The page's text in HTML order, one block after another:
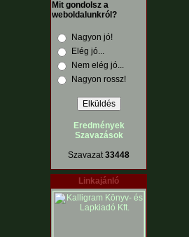
Mit gondolsz a
weboldalunkról?
Nagyon jó!
Elég jó...
Nem elég jó...
Nagyon rossz!
Eredmények
Szavazások
Szavazat33448
Linkajánló